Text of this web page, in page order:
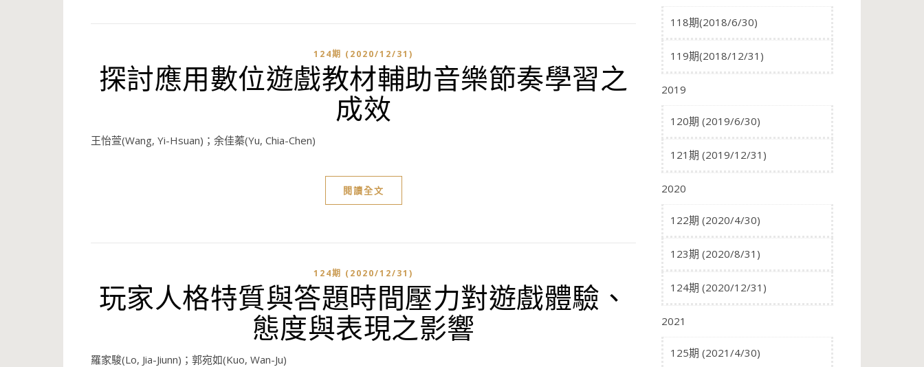
124期 (2020/12/31)
探討應用數位遊戲教材輔助音樂節奏學習之
成效
王怡萱(Wang, Yi-Hsuan)；余佳蓁(Yu, Chia-Chen)
閱讀全文
124期 (2020/12/31)
玩家人格特質與答題時間壓力對遊戲體驗、
態度與表現之影響
羅家駿(Lo, Jia-Jiunn)；郭宛如(Kuo, Wan-Ju)
118期(2018/6/30)
119期(2018/12/31)
2019
120期 (2019/6/30)
121期 (2019/12/31)
2020
122期 (2020/4/30)
123期 (2020/8/31)
124期 (2020/12/31)
2021
125期 (2021/4/30)